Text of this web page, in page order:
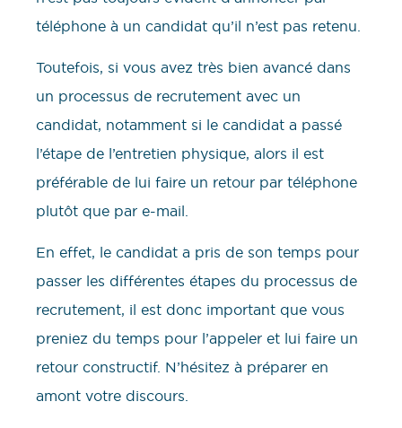
téléphone à un candidat qu’il n’est pas retenu.
Toutefois, si vous avez très bien avancé dans
un processus de recrutement avec un
candidat, notamment si le candidat a passé
l’étape de l’entretien physique, alors il est
préférable de lui faire un retour par téléphone
plutôt que par e-mail.
En effet, le candidat a pris de son temps pour
passer les différentes étapes du processus de
recrutement, il est donc important que vous
preniez du temps pour l’appeler et lui faire un
retour constructif. N’hésitez à préparer en
amont votre discours.